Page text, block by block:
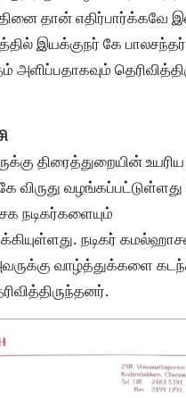
தான் எதிர்பார்க்கவே
இயக்குநர் கே பாலசந்தர்
அளிப்பதாகவும்
திரைத்துறையின்
விருது
நடிகர்களையும்
நடிகர்
வாழ்த்துக்களை